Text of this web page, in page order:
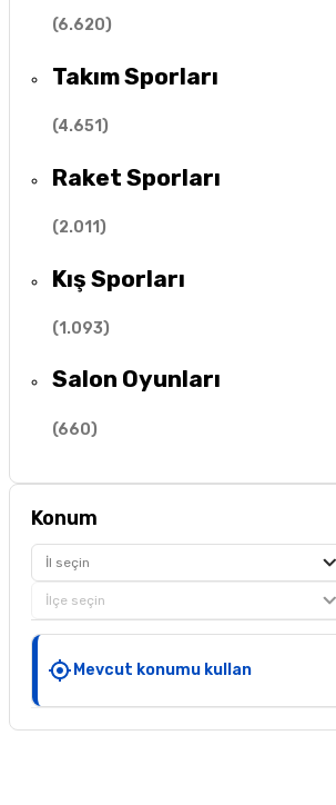
(6.620)
Takım Sporları
(4.651)
Raket Sporları
(2.011)
Kış Sporları
(1.093)
Salon Oyunları
(660)
Konum
İl seçin
İlçe seçin
Mevcut konumu kullan